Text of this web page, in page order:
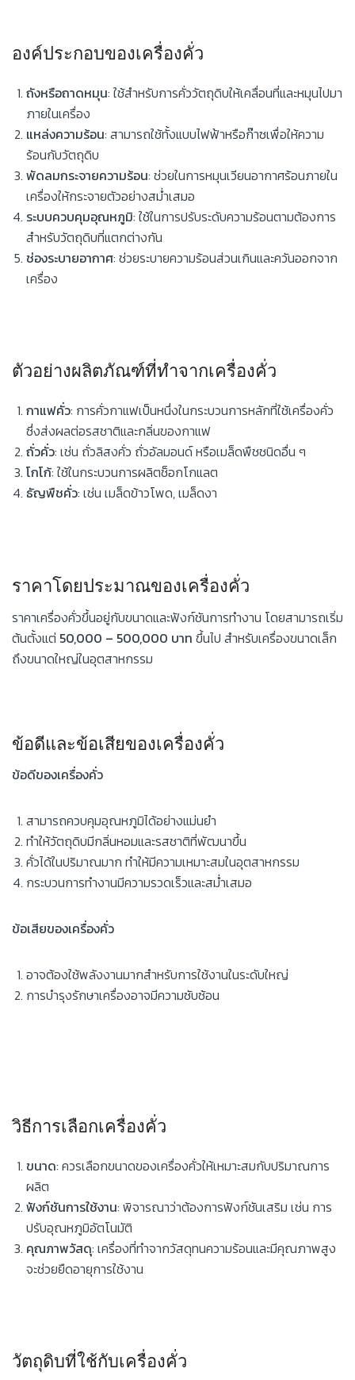
องค์ประกอบของเครื่องคั่ว
ถังหรือถาดหมุน: ใช้สำหรับการคั่ววัตถุดิบให้เคลื่อนที่และหมุนไปมา
ภายในเครื่อง
แหล่งความร้อน: สามารถใช้ทั้งแบบไฟฟ้าหรือก๊าซเพื่อให้ความ
ร้อนกับวัตถุดิบ
พัดลมกระจายความร้อน: ช่วยในการหมุนเวียนอากาศร้อนภายใน
เครื่องให้กระจายตัวอย่างสม่ำเสมอ
ระบบควบคุมอุณหภูมิ: ใช้ในการปรับระดับความร้อนตามต้องการ
สำหรับวัตถุดิบที่แตกต่างกัน
ช่องระบายอากาศ: ช่วยระบายความร้อนส่วนเกินและควันออกจาก
เครื่อง
ตัวอย่างผลิตภัณฑ์ที่ทำจากเครื่องคั่ว
กาแฟคั่ว: การคั่วกาแฟเป็นหนึ่งในกระบวนการหลักที่ใช้เครื่องคั่ว
ซึ่งส่งผลต่อรสชาติและกลิ่นของกาแฟ
ถั่วคั่ว: เช่น ถั่วลิสงคั่ว ถั่วอัลมอนด์ หรือเมล็ดพืชชนิดอื่น ๆ
โกโก้: ใช้ในกระบวนการผลิตช็อกโกแลต
ธัญพืชคั่ว: เช่น เมล็ดข้าวโพด, เมล็ดงา
ราคาโดยประมาณของเครื่องคั่ว
ราคาเครื่องคั่วขึ้นอยู่กับขนาดและฟังก์ชันการทำงาน โดยสามารถเริ่ม
ต้นตั้งแต่ 50,000 – 500,000 บาท ขึ้นไป สำหรับเครื่องขนาดเล็ก
ถึงขนาดใหญ่ในอุตสาหกรรม
ข้อดีและข้อเสียของเครื่องคั่ว
ข้อดีของเครื่องคั่ว
สามารถควบคุมอุณหภูมิได้อย่างแม่นยำ
ทำให้วัตถุดิบมีกลิ่นหอมและรสชาติที่พัฒนาขึ้น
คั่วได้ในปริมาณมาก ทำให้มีความเหมาะสมในอุตสาหกรรม
กระบวนการทำงานมีความรวดเร็วและสม่ำเสมอ
ข้อเสียของเครื่องคั่ว
อาจต้องใช้พลังงานมากสำหรับการใช้งานในระดับใหญ่
การบำรุงรักษาเครื่องอาจมีความซับซ้อน
วิธีการเลือกเครื่องคั่ว
ขนาด: ควรเลือกขนาดของเครื่องคั่วให้เหมาะสมกับปริมาณการ
ผลิต
ฟังก์ชันการใช้งาน: พิจารณาว่าต้องการฟังก์ชันเสริม เช่น การ
ปรับอุณหภูมิอัตโนมัติ
คุณภาพวัสดุ: เครื่องที่ทำจากวัสดุทนความร้อนและมีคุณภาพสูง
จะช่วยยืดอายุการใช้งาน
วัตถุดิบที่ใช้กับเครื่องคั่ว